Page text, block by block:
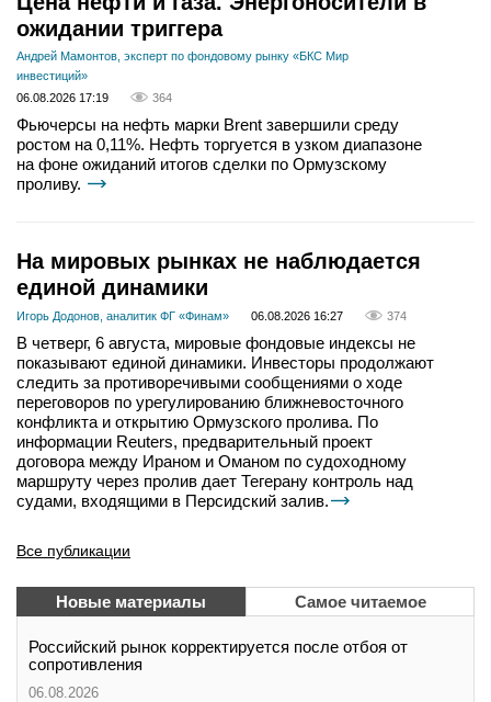
ожидании триггера
Андрей Мамонтов, эксперт по фондовому рынку «БКС Мир
инвестиций»
06.08.2026 17:19
364
Фьючерсы на нефть марки Brent завершили среду
ростом на 0,11%. Нефть торгуется в узком диапазоне
на фоне ожиданий итогов сделки по Ормузскому
проливу.
На мировых рынках не наблюдается
единой динамики
Игорь Додонов, аналитик ФГ «Финам» 06.08.2026 16:27 374
В четверг, 6 августа, мировые фондовые индексы не
показывают единой динамики. Инвесторы продолжают
следить за противоречивыми сообщениями о ходе
переговоров по урегулированию ближневосточного
конфликта и открытию Ормузского пролива. По
информации Reuters, предварительный проект
договора между Ираном и Оманом по судоходному
маршруту через пролив дает Тегерану контроль над
судами, входящими в Персидский залив.
Все публикации
Новые материалы Самое читаемое
Российский рынок корректируется после отбоя от
сопротивления
06.08.2026